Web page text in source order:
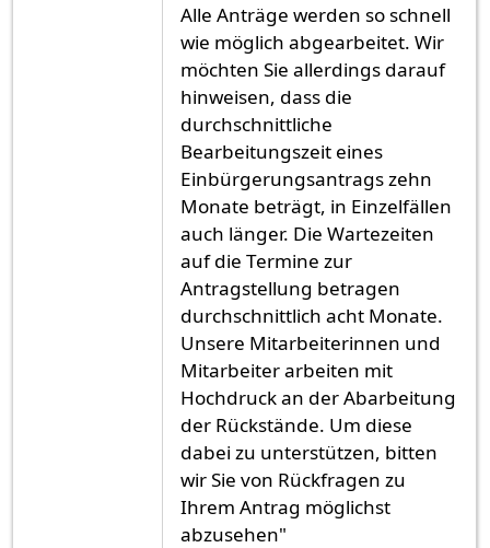
Alle Anträge werden so schnell
wie möglich abgearbeitet. Wir
möchten Sie allerdings darauf
hinweisen, dass die
durchschnittliche
Bearbeitungszeit eines
Einbürgerungsantrags zehn
Monate beträgt, in Einzelfällen
auch länger. Die Wartezeiten
auf die Termine zur
Antragstellung betragen
durchschnittlich acht Monate.
Unsere Mitarbeiterinnen und
Mitarbeiter arbeiten mit
Hochdruck an der Abarbeitung
der Rückstände. Um diese
dabei zu unterstützen, bitten
wir Sie von Rückfragen zu
Ihrem Antrag möglichst
abzusehen"